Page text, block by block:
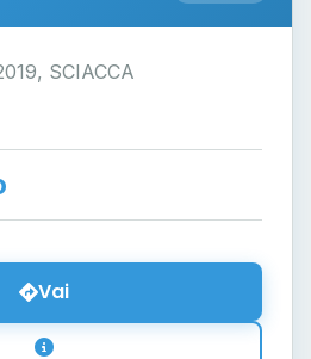
SCIACCA
Vai